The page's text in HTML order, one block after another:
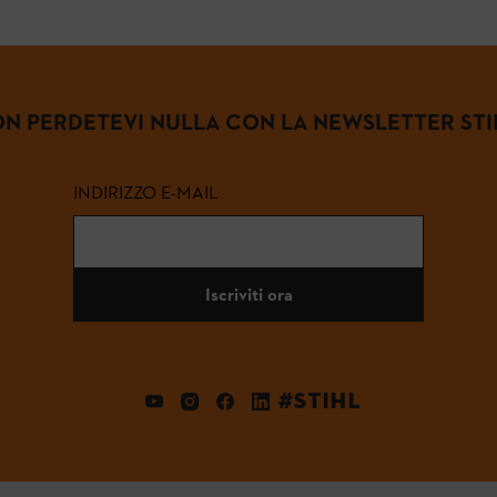
PERDETEVI NULLA CON LA NEWSLETTER
INDIRIZZO E-MAIL
Iscriviti ora
#STIHL